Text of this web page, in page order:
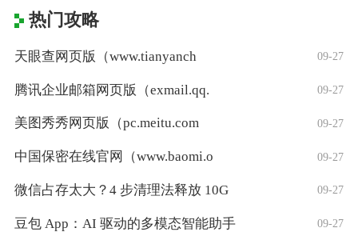
热门攻略
天眼查网页版（www.tianyanch 09-27
腾讯企业邮箱网页版（exmail.qq. 09-27
美图秀秀网页版（pc.meitu.com 09-27
中国保密在线官网（www.baomi.o 09-27
微信占存太大？4 步清理法释放 10G 09-27
豆包 App：AI 驱动的多模态智能助手 09-27